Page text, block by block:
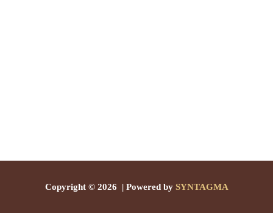
Copyright © 2026 | Powered by SYNTAGMA